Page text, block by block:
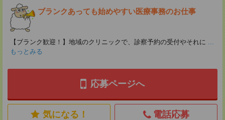
ブランクあっても始めやすい医療事務のお仕事
【ブランク歓迎！】地域のクリニックで、診察予約の受付やそれに ...
もっとみる
応募ページへ
気になる！ 電話応募